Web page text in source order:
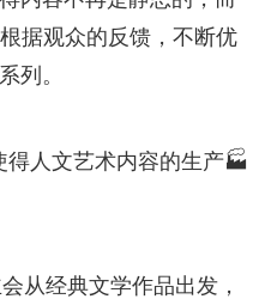
据观众的反馈，不断优
列。
得人文艺术内容的生产🏭
从经典文学作品出发，